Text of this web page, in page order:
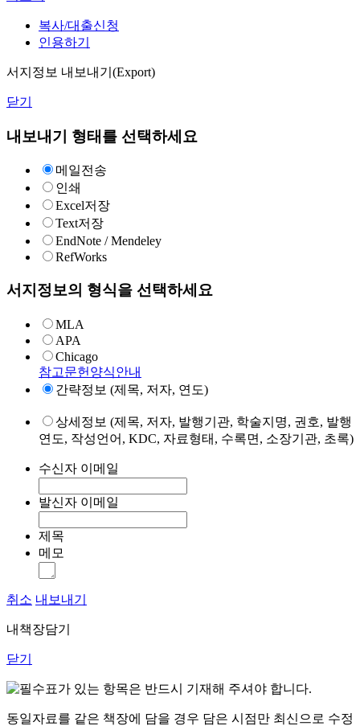
복사/대출신청
인용하기
서지정보 내보내기(Export)
닫기
내보내기 형태를 선택하세요
메일전송
인쇄
Excel저장
Text저장
EndNote / Mendeley
RefWorks
서지정보의 형식을 선택하세요
MLA
APA
Chicago
참고문헌양식안내
간략정보 (제목, 저자, 연도)
상세정보 (제목, 저자, 발행기관, 학술지명, 권호, 발행
연도, 작성언어, KDC, 자료형태, 수록면, 소장기관, 초록)
수신자 이메일
발신자 이메일
제목
메모
취소 내보내기
내책장담기
닫기
표가 있는 항목은 반드시 기재해 주셔야 합니다.
동일자료를 같은 책장에 담을 경우 담은 시점만 최신으로 수정